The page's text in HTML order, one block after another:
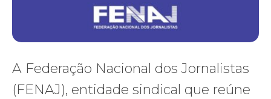
A Federação Nacional dos Jornalistas
(FENAJ), entidade sindical que reúne